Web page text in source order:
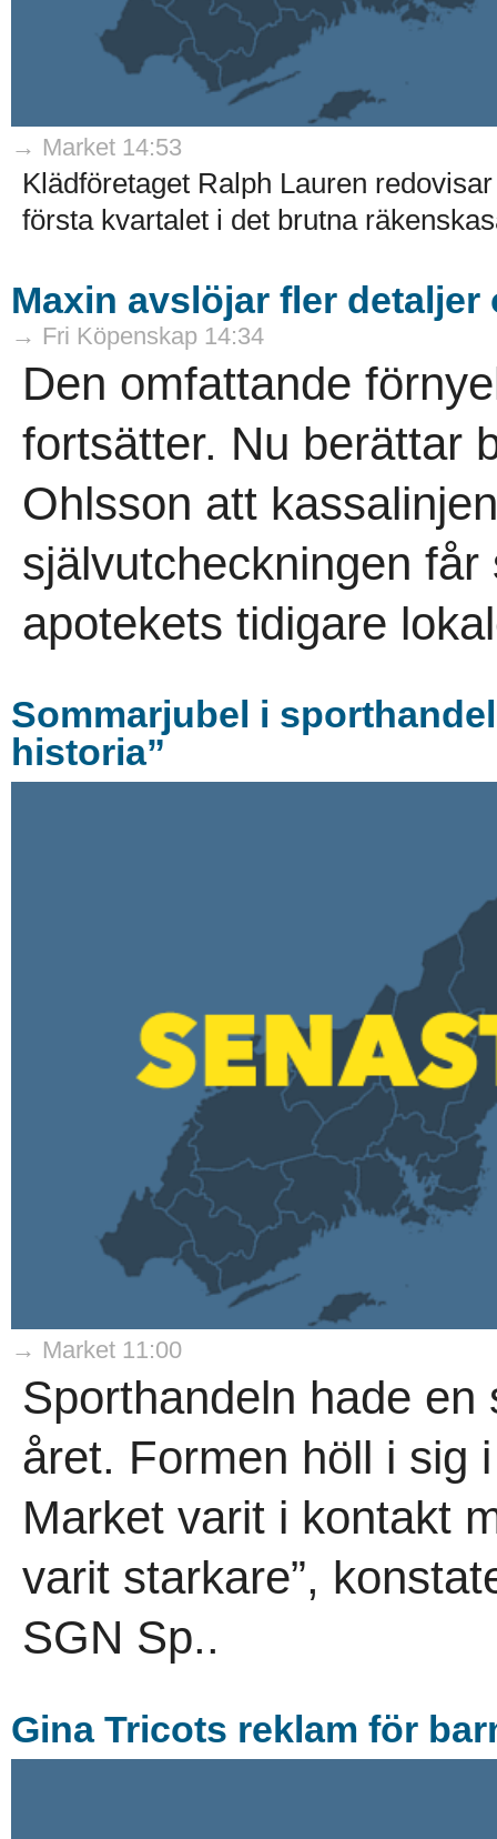
→ Market 14:53
Klädföretaget Ralph Lauren
första kvartalet i det brutna
Maxin avslöjar fler
→ Fri Köpenskap 14:34
Den omfattande
fortsätter. Nu berättar
Ohlsson att
självutcheckningen
apotekets tidigare
Sommarjubel i
historia”
→ Market 11:00
Sporthandeln hade
året. Formen höll i sig
Market varit i kontakt
varit starkare”,
SGN Sp..
Gina Tricots reklam för